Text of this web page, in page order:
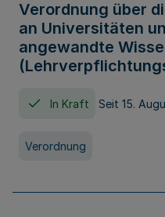
Verordnung über
an Universitäten
angewandte
In Kraft Seit 15.
Verordnung